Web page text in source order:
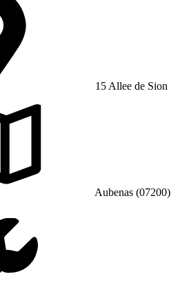
15 Allee de Sion
Aubenas (07200)